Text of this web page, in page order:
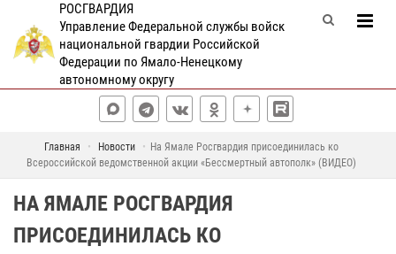
РОСГВАРДИЯ
Управление Федеральной службы войск
национальной гвардии Российской
Федерации по Ямало-Ненецкому
автономному округу
Главная Новости
На Ямале Росгвардия присоединилась ко
Всероссийской ведомственной акции «Бессмертный автополк» (ВИДЕО)
НА ЯМАЛЕ РОСГВАРДИЯ
ПРИСОЕДИНИЛАСЬ КО